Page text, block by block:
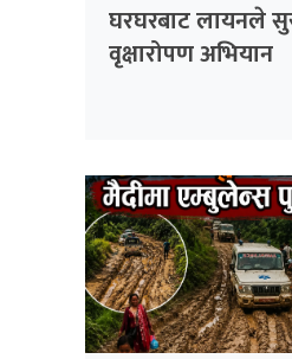
घरघरबाट लायनले
वृक्षारोपण अभियान